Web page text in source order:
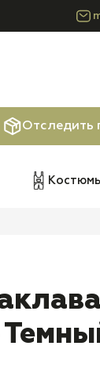
Отследить